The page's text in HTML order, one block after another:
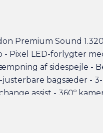
Premium Sound
Pixel LED-forlygter
af sidespejle -
bagsæder -
assist - 360º
mobilopladning - Apple